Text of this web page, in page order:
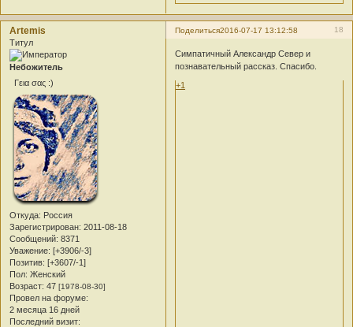
Поделиться 18
2016-07-17 13:12:58
Artemis
Титул
Небожитель
Γεια σας :)
Откуда: Россия
Зарегистрирован: 2011-08-18
Сообщений: 8371
Уважение: [+3906/-3]
Позитив: [+3607/-1]
Пол: Женский
Возраст: 47 [1978-08-30]
Провел на форуме:
2 месяца 16 дней
Последний визит:
Симпатичный Александр Север и
познавательный рассказ. Спасибо.
+1